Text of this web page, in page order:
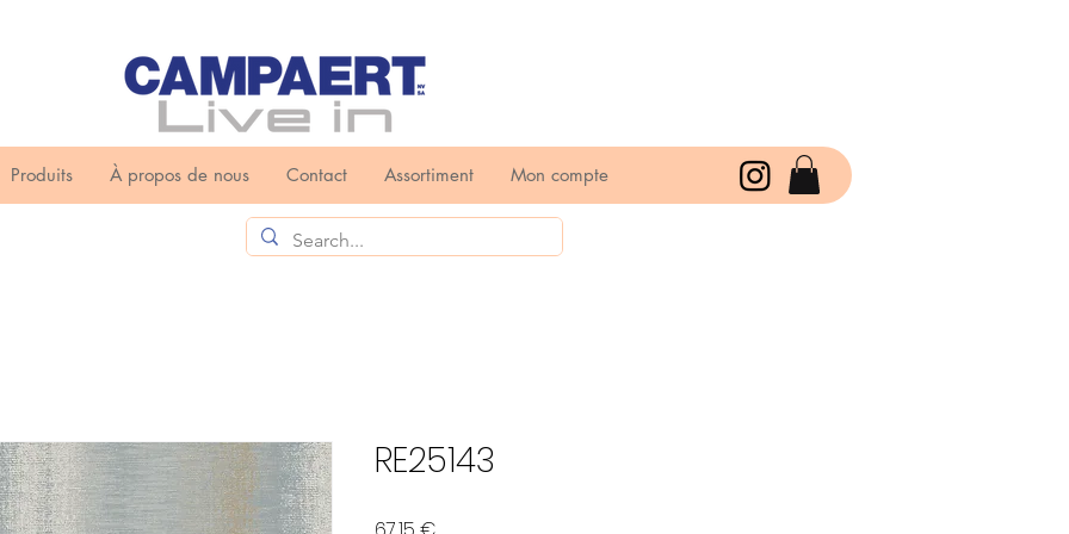
Produits À propos de nous Contact Assortiment Mon compte
RE25143